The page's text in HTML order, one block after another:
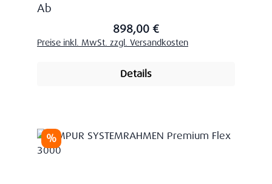
Regulärer Preis:
Ab
898,00 €
Preise inkl. MwSt. zzgl. Versandkosten
Details
Rabatt
%